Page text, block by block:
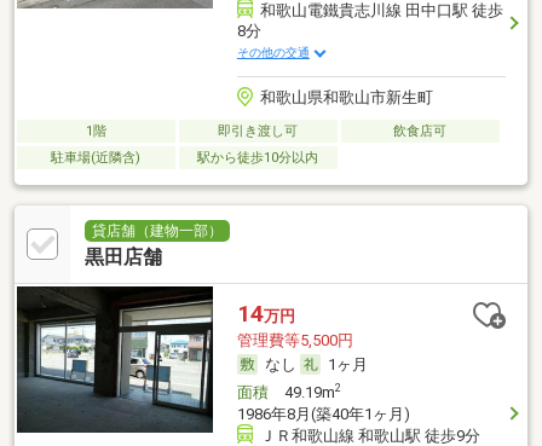
和歌山電鐵貴志川線 田中口駅 徒歩
8分
その他の交通
和歌山県和歌山市新生町
1階 即引き渡し可
飲食店可
駐車場(近隣含)
駅から徒歩10分以内
貸店舗（建物一部）
黒田店舗
14万円
管理費等5,500円
なし
1ヶ月
面積49.19m2
1986年8月(築40年1ヶ月)
ＪＲ和歌山線 和歌山駅 徒歩9分